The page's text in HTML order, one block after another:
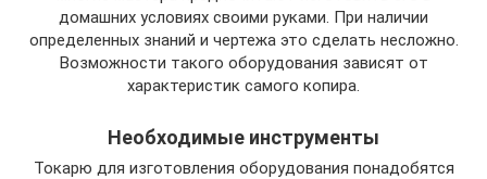
домашних условиях своими руками. При наличии
определенных знаний и чертежа это сделать несложно.
Возможности такого оборудования зависят от
характеристик самого копира.
Необходимые инструменты
Токарю для изготовления оборудования понадобятся